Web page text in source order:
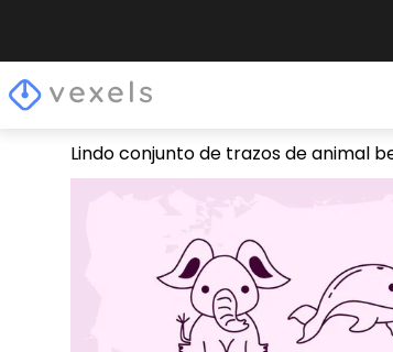
Lindo conjunto de trazos de animal